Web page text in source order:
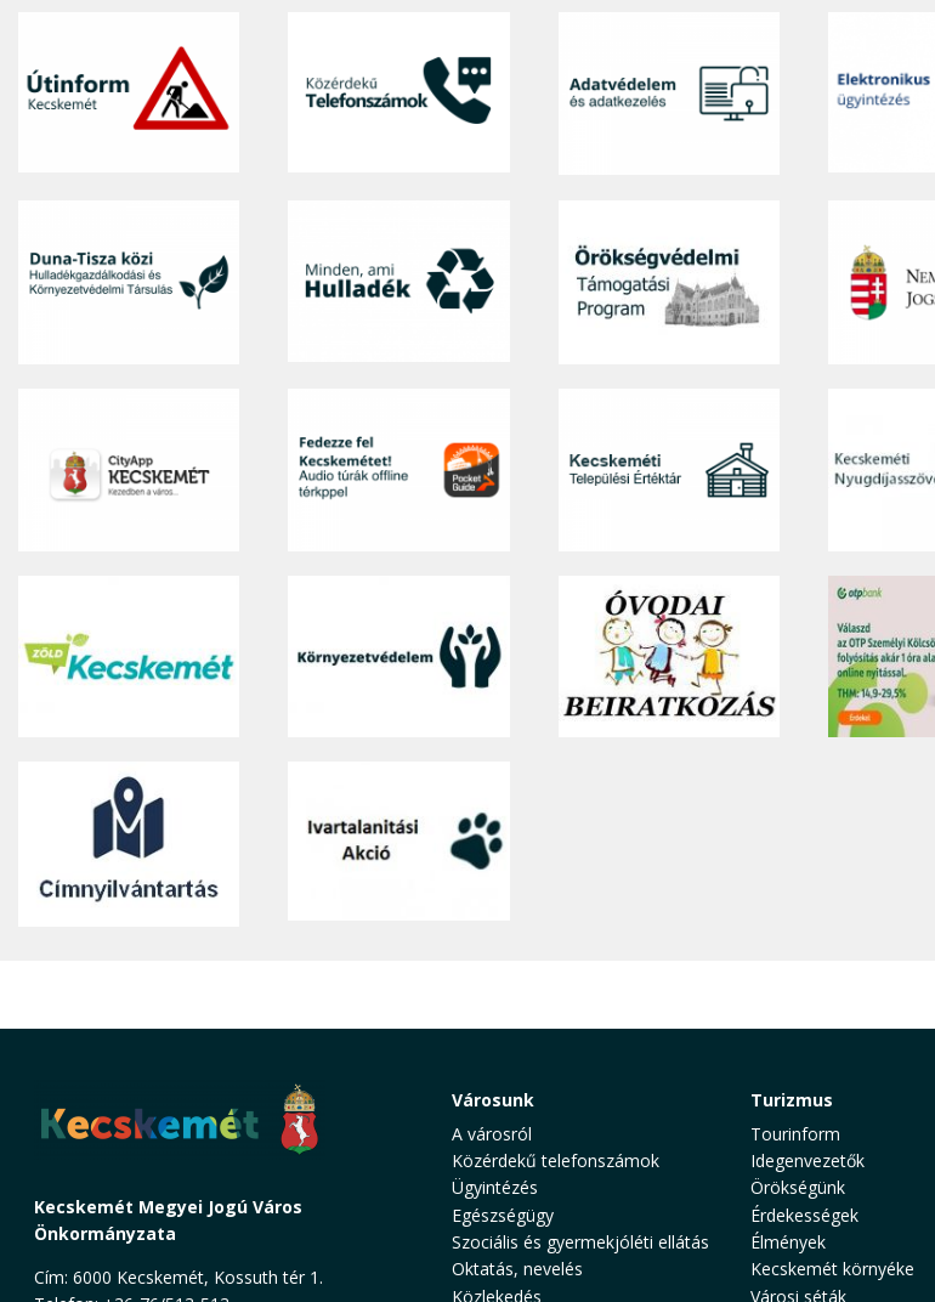
Kecskemét Megyei Jogú Város
Önkormányzata
Cím: 6000 Kecskemét, Kossuth tér 1.
Városunk
A városról
Közérdekű telefonszámok
Ügyintézés
Egészségügy
Szociális és gyermekjóléti ellátás
Oktatás, nevelés
Közlekedés
Turizmus
Tourinform
Idegenvezetők
Örökségünk
Érdekességek
Élmények
Kecskemét környéke
Városi séták